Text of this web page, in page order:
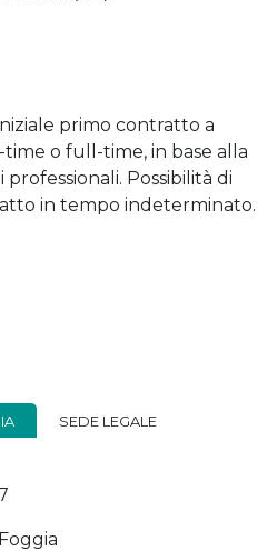
primo contratto a
o full-time, in base alla
Possibilità di
in tempo indeterminato.
SEDE LEGALE